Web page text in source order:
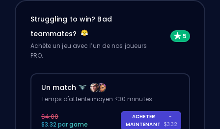
Struggling to win? Bad
teammates?
Achète un jeu avec l’un de nos joueurs
PRO.
Un match
Temps d'attente moyen <30 minutes
$4.00
$3.32 par game
ACHETER
MAINTENANT
-
$3.32